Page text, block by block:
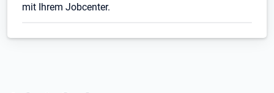
mit Ihrem Jobcenter.